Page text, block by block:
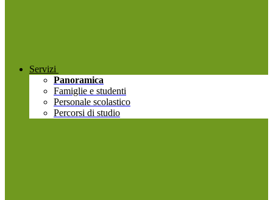
Servizi
Panoramica
Famiglie e studenti
Personale scolastico
Percorsi di studio